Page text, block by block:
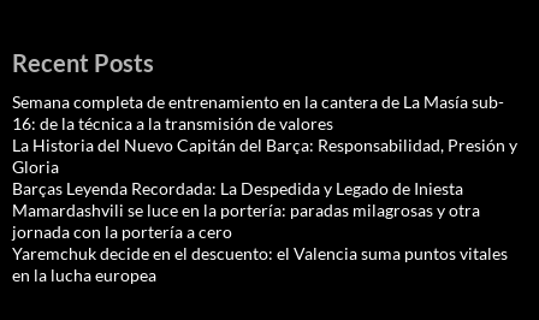
Recent Posts
Semana completa de entrenamiento en la cantera de La Masía sub-
16: de la técnica a la transmisión de valores
La Historia del Nuevo Capitán del Barça: Responsabilidad, Presión y
Gloria
Barças Leyenda Recordada: La Despedida y Legado de Iniesta
Mamardashvili se luce en la portería: paradas milagrosas y otra
jornada con la portería a cero
Yaremchuk decide en el descuento: el Valencia suma puntos vitales
en la lucha europea